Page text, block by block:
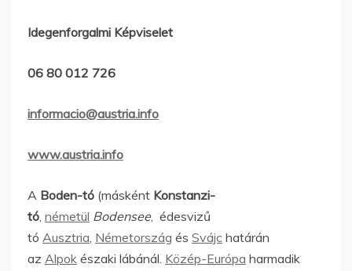
Idegenforgalmi Képviselet
06 80 012 726
informacio@austria.info
www.austria.info
A Boden-tó (másként Konstanzi-
tó, németül Bodensee, édesvizű
tó Ausztria, Németország és Svájc határán
az Alpok északi lábánál. Közép-Európa harmadik